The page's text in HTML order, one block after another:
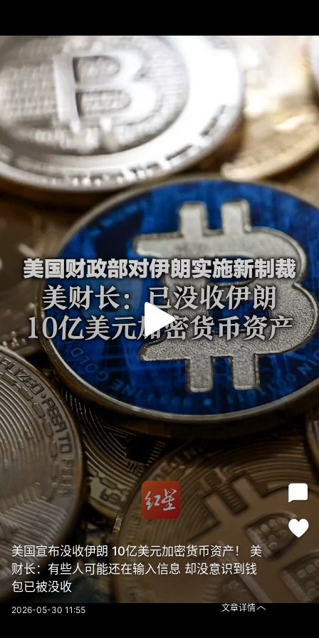
美国宣布没收伊朗 10亿美元加密货币资产！ 美
财长：有些人可能还在输入信息 却没意识到钱
包已被没收
2026-05-30 11:55 文章详情